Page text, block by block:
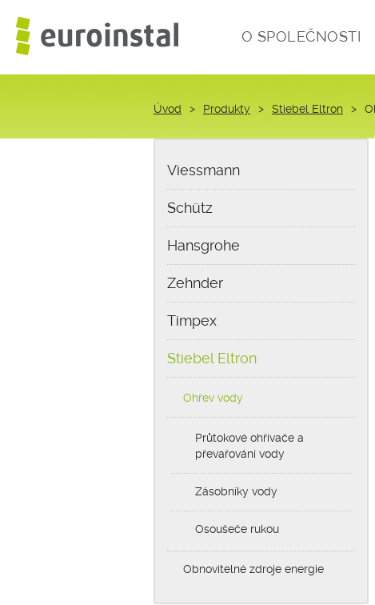
O SPOLEČNOSTI
Úvod > Produkty > Stiebel Eltron >
Viessmann
Schütz
Hansgrohe
Zehnder
Timpex
Stiebel Eltron
Ohřev vody
Průtokové ohřívače a
převařování vody
Zásobníky vody
Osoušeče rukou
Obnovitelné zdroje energie